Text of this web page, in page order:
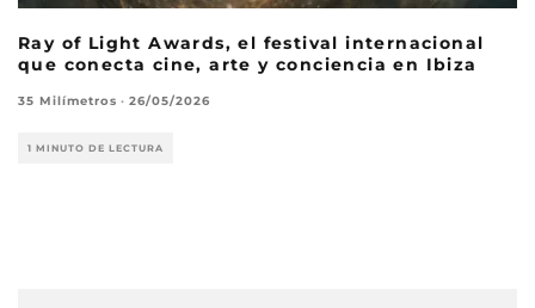
Ray of Light Awards, el festival internacional
que conecta cine, arte y conciencia en Ibiza
35 Milímetros · 26/05/2026
1 MINUTO DE LECTURA